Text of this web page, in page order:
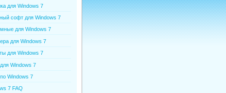
для Windows 7
софт для Windows 7
для Windows 7
для Windows 7
для Windows 7
Windows 7
Windows 7
7 FAQ